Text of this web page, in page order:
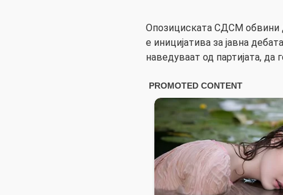
Опозициската СДСМ обвини
е иницијатива за јавна
наведуваат од партијата,